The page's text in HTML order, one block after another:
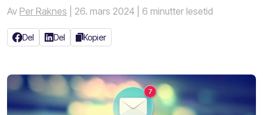
Av Per Raknes | 26. mars 2024 | 6 minutter lesetid
Del Del Kopier